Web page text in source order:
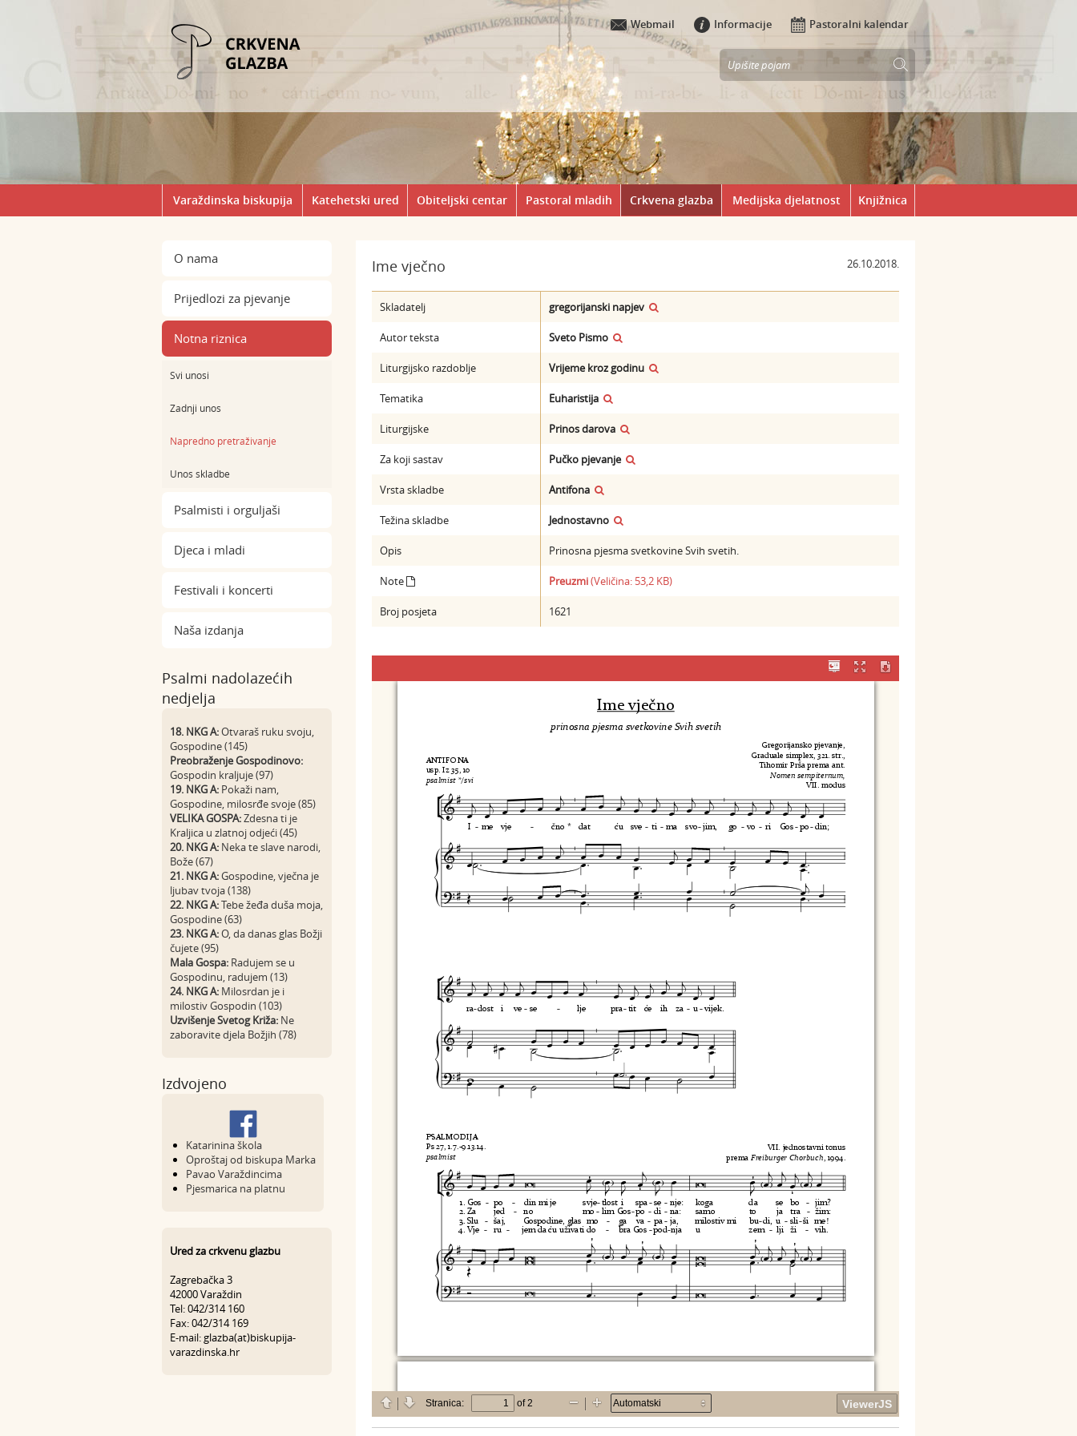
Webmail Informacije Pastoralni kalendar
Varaždinska biskupija Katehetski ured Obiteljski centar Pastoral mladih Crkvena glazba Medijska djelatnost Knjižnica
O nama
Prijedlozi za pjevanje
Notna riznica
Svi unosi
Zadnji unos
Napredno pretraživanje
Unos skladbe
Psalmisti i orguljaši
Djeca i mladi
Festivali i koncerti
Naša izdanja
Psalmi nadolazećih
nedjelja
18. NKG A:Otvaraš ruku svoju,
Gospodine (145)
Preobraženje Gospodinovo:
Gospodin kraljuje (97)
19. NKG A: Pokaži nam,
Gospodine, milosrđe svoje (85)
VELIKA GOSPA:Zdesna ti je
Kraljica u zlatnoj odjeći (45)
20. NKG A: Neka te slave narodi,
Bože (67)
21. NKG A:Gospodine, vječna je
ljubav tvoja (138)
22. NKG A:Tebe žeđa duša moja,
Gospodine (63)
23. NKG A:O, da danas glas Božji
čujete (95)
Mala Gospa: Radujem se u
Gospodinu, radujem (13)
24. NKG A: Milosrdan je i
milostiv Gospodin (103)
Uzvišenje Svetog Križa: Ne
zaboravite djela Božjih (78)
Izdvojeno
Katarinina škola
Oproštaj od biskupa Marka
Pavao Varaždincima
Pjesmarica na platnu
Ured za crkvenu glazbu
Zagrebačka 3
42000 Varaždin
Tel: 042/314 160
Fax: 042/314 169
E-mail: glazba(at)biskupija-
varazdinska.hr
Ime vječno 26.10.2018.
Skladatelj gregorijanski napjev
Autor teksta Sveto Pismo
Liturgijsko razdoblje Vrijeme kroz godinu
Tematika Euharistija
Liturgijske Prinos darova
Za koji sastav Pučko pjevanje
Vrsta skladbe Antifona
Težina skladbe Jednostavno
Opis Prinosna pjesma svetkovine Svih svetih.
Note Preuzmi(Veličina: 53,2 KB)
Broj posjeta 1621